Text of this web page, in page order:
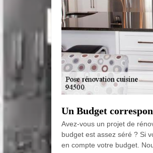
Un Budget
Avez-vous un projet de
budget est assez séré ? Si
en compte votre budget.